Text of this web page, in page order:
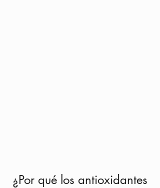
¿Por qué los antioxidantes